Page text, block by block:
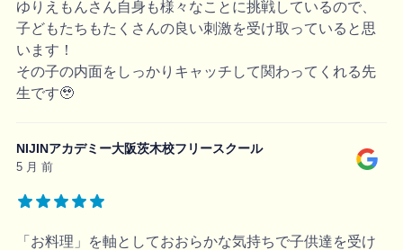
ゆりえもんさん自身も様々なことに挑戦しているので、
子どもたちもたくさんの良い刺激を受け取っていると思
います！
その子の内面をしっかりキャッチして関わってくれる先
生です🥹
NIJINアカデミー大阪茨木校フリースクール
5 月 前
「お料理」を軸としておおらかな気持ちで子供達を受け